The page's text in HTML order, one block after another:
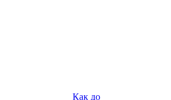
Как до